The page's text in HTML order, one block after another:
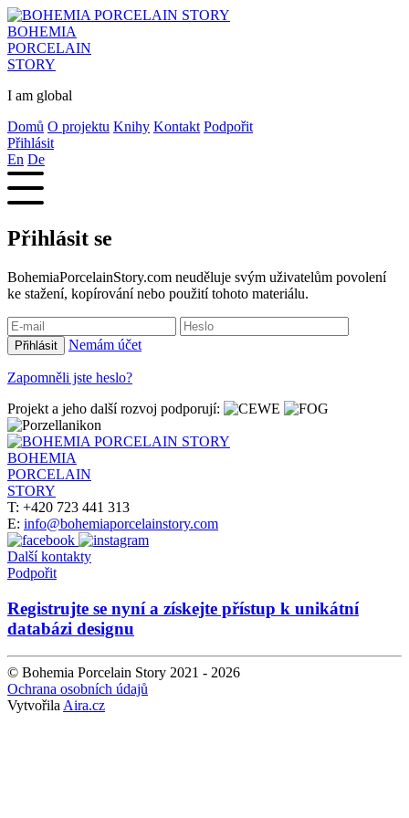
BOHEMIA
PORCELAIN
STORY
I am global
Domů O projektu Knihy Kontakt Podpořit
Přihlásit
En De
Přihlásit se
BohemiaPorcelainStory.com neuděluje svým uživatelům povolení
ke stažení, kopírování nebo použití tohoto materiálu.
Přihlásit Nemám účet
Zapomněli jste heslo?
Projekt a jeho další rozvoj podporují:
BOHEMIA
PORCELAIN
STORY
T: +420 723 441 313
E: info@bohemiaporcelainstory.com
Další kontakty
Podpořit
Registrujte se nyní a získejte přístup k unikátní
databázi designu
© Bohemia Porcelain Story 2021 - 2026
Ochrana osobních údajů
Vytvořila Aira.cz